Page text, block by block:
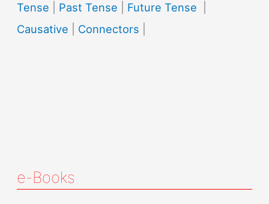
Tense
Past Tense Future Tense
Causative
Connectors
e-Books